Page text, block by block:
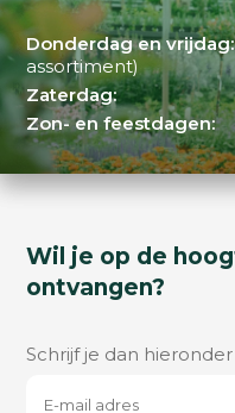
Donderdag en vrijdag:
assortiment)
Zaterdag:
Zon- en feestdagen:
Wil je op de
ontvangen?
Schrijf je dan hieronder